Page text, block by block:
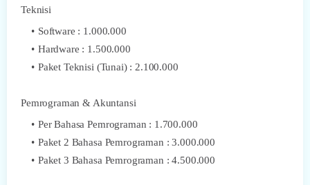
Teknisi
Software : 1.000.000
Hardware : 1.500.000
Paket Teknisi (Tunai) : 2.100.000
Pemrograman & Akuntansi
Per Bahasa Pemrograman : 1.700.000
Paket 2 Bahasa Pemrograman : 3.000.000
Paket 3 Bahasa Pemrograman : 4.500.000